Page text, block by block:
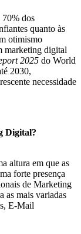
70% dos
quanto às
otimismo
marketing digital
2025 do World
2030,
necessidade
Digital?
altura em que as
forte presença
de Marketing
as mais variadas
E-Mail